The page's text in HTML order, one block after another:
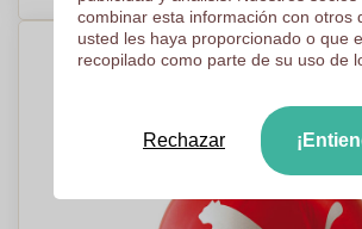
combinar esta información con otros
usted les haya proporcionado o que
recopilado como parte de su uso de
Rechazar